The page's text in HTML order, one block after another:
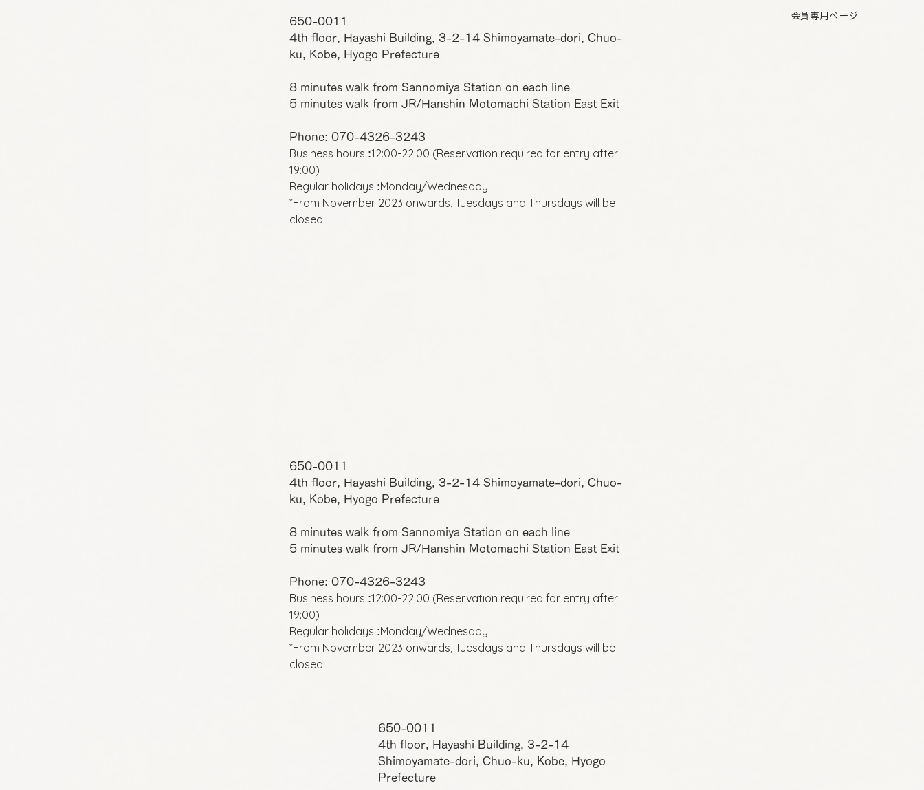
会員専用ページ
650-0011
4th floor, Hayashi Building, 3-2-14 Shimoyamate-dori, Chuo-
ku, Kobe, Hyogo Prefecture
8 minutes walk from Sannomiya Station on each line
5 minutes walk from JR/Hanshin Motomachi Station East Exit
Phone: 070-4326-3243
Business hours :12:00-22:00 (Reservation required for entry after
19:00)
Regular holidays :Monday/Wednesday
*From November 2023 onwards, Tuesdays and Thursdays will be
closed.
650-0011
4th floor, Hayashi Building, 3-2-14 Shimoyamate-dori, Chuo-
ku, Kobe, Hyogo Prefecture
8 minutes walk from Sannomiya Station on each line
5 minutes walk from JR/Hanshin Motomachi Station East Exit
Phone: 070-4326-3243
Business hours :12:00-22:00 (Reservation required for entry after
19:00)
Regular holidays :Monday/Wednesday
*From November 2023 onwards, Tuesdays and Thursdays will be
closed.
650-0011
4th floor, Hayashi Building, 3-2-14
Shimoyamate-dori, Chuo-ku, Kobe, Hyogo
Prefecture